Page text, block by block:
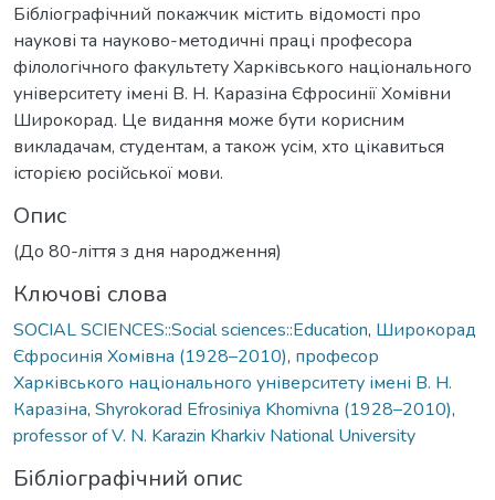
Бібліографічний покажчик містить відомості про
наукові та науково-методичні праці професора
філологічного факультету Харківського національного
університету імені В. Н. Каразіна Єфросинії Хомівни
Широкорад. Це видання може бути корисним
викладачам, студентам, а також усім, хто цікавиться
історією російської мови.
Опис
(До 80-ліття з дня народження)
Ключові слова
SOCIAL SCIENCES::Social sciences::Education, Широкорад
Єфросинія Хомівна (1928–2010), професор
Харківського національного університету імені В. Н.
Каразіна, Shyrokorad Efrosiniya Khomivna (1928–2010),
professor of V. N. Karazin Kharkiv National University
Бібліографічний опис